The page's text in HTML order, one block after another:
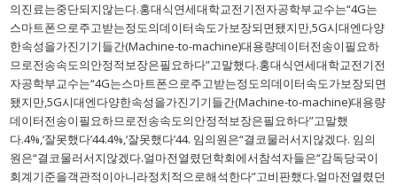
의진료는중단되지않는다.홍대식연세대학교전기전자공학부교수는“4G는
스마트폰으로주고받는정도의데이터속도가보장되면됐지만,5G시대엔다양
한속성을가진기기들간(Machine-to-machine)대용량데이터전송이필요하
므로전송속도의안정적보장은필요하다”고말했다.홍대식연세대학교전기전
자공학부교수는“4G는스마트폰으로주고받는정도의데이터속도가보장되면
됐지만,5G시대엔다양한속성을가진기기들간(Machine-to-machine)대용량
데이터전송이필요하므로전송속도의안정적보장은필요하다”고말했
다.4%,‘잘못했다’44.4%,‘잘못했다’44. 임의원은“결코물러서지않겠다. 임의
원은“결코물러서지않겠다.얼마전열렸던학회에서참석자들은“감독당국이
회계기준을객관적이아니라정치적으로해석한다”고비판했다.얼마전열렸던